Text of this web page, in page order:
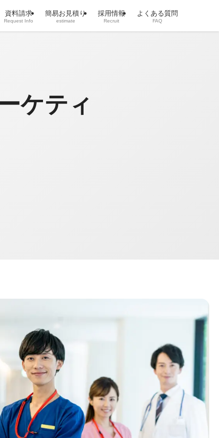
資料請求
Request Info
簡易お見積り
estimate
採用情報
Recruit
よくある質問
FAQ
ケティ